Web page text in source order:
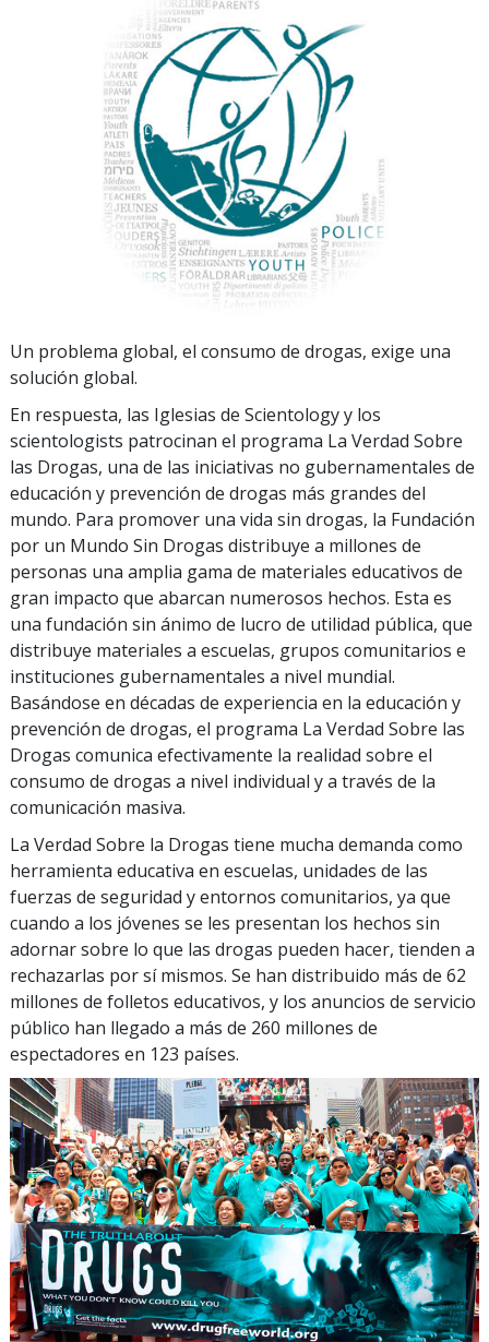
Un problema global, el consumo de drogas, exige una
solución global.
En respuesta, las Iglesias de Scientology y los
scientologists patrocinan el programa La Verdad Sobre
las Drogas, una de las iniciativas no gubernamentales de
educación y prevención de drogas más grandes del
mundo. Para promover una vida sin drogas, la Fundación
por un Mundo Sin Drogas distribuye a millones de
personas una amplia gama de materiales educativos de
gran impacto que abarcan numerosos hechos. Esta es
una fundación sin ánimo de lucro de utilidad pública, que
distribuye materiales a escuelas, grupos comunitarios e
instituciones gubernamentales a nivel mundial.
Basándose en décadas de experiencia en la educación y
prevención de drogas, el programa La Verdad Sobre las
Drogas comunica efectivamente la realidad sobre el
consumo de drogas a nivel individual y a través de la
comunicación masiva.
La Verdad Sobre la Drogas tiene mucha demanda como
herramienta educativa en escuelas, unidades de las
fuerzas de seguridad y entornos comunitarios, ya que
cuando a los jóvenes se les presentan los hechos sin
adornar sobre lo que las drogas pueden hacer, tienden a
rechazarlas por sí mismos. Se han distribuido más de 62
millones de folletos educativos, y los anuncios de servicio
público han llegado a más de 260 millones de
espectadores en 123 países.